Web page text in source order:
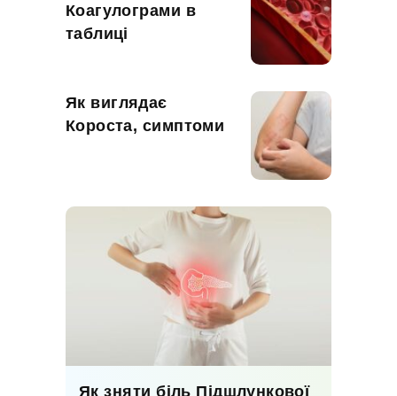
Коагулограми в
таблиці
Як виглядає
Короста, симптоми
Як зняти біль Підшлункової